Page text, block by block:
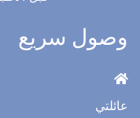
وصول سريع
عائلتي